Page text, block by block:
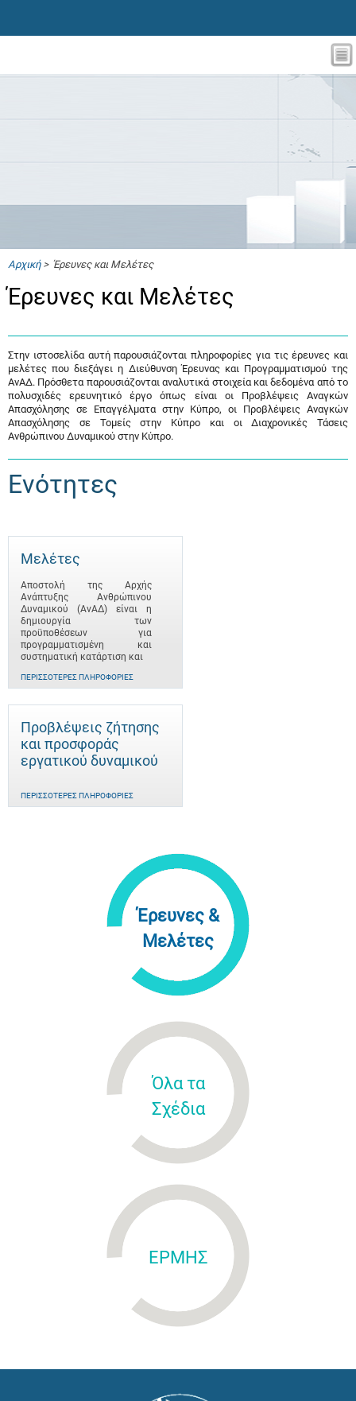
Αρχική> Έρευνες και Μελέτες
Έρευνες και Μελέτες
Στην ιστοσελίδα αυτή παρουσιάζονται πληροφορίες για τις έρευνες και
μελέτες που διεξάγει η Διεύθυνση Έρευνας και Προγραμματισμού της
ΑνΑΔ. Πρόσθετα παρουσιάζονται αναλυτικά στοιχεία και δεδομένα από το
πολυσχιδές ερευνητικό έργο όπως είναι οι Προβλέψεις Αναγκών
Απασχόλησης σε Επαγγέλματα στην Κύπρο, οι Προβλέψεις Αναγκών
Απασχόλησης σε Τομείς στην Κύπρο και οι Διαχρονικές Τάσεις
Ανθρώπινου Δυναμικού στην Κύπρο.
Ενότητες
Μελέτες
Αποστολή της Αρχής
Ανάπτυξης Ανθρώπινου
Δυναμικού (ΑνΑΔ) είναι η
δημιουργία των
προϋποθέσεων για
προγραμματισμένη και
συστηματική κατάρτιση και
ΠΕΡΙΣΣΌΤΕΡΕΣ ΠΛΗΡΟΦΟΡΊΕΣ
Προβλέψεις ζήτησης
και προσφοράς
εργατικού δυναμικού
ΠΕΡΙΣΣΌΤΕΡΕΣ ΠΛΗΡΟΦΟΡΊΕΣ
Έρευνες &
Μελέτες
Όλα τα
Σχέδια
ΕΡΜΗΣ